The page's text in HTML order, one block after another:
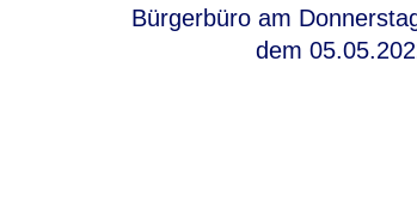
Beitrag
Bürgerbüro am
dem